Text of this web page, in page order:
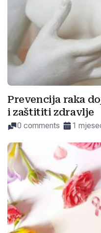
Prevencija raka
i zaštititi zdravlje
0 comments 1